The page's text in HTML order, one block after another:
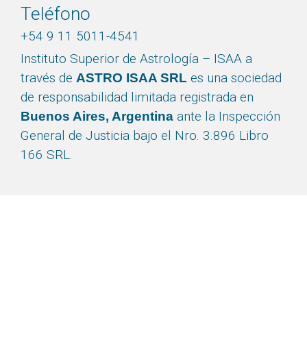
Teléfono
+54 9 11 5011-4541
Instituto Superior de Astrología – ISAA a
través de ASTRO ISAA SRL es una sociedad
de responsabilidad limitada registrada en
Buenos Aires, Argentina ante la Inspección
General de Justicia bajo el Nro. 3.896 Libro
166 SRL.